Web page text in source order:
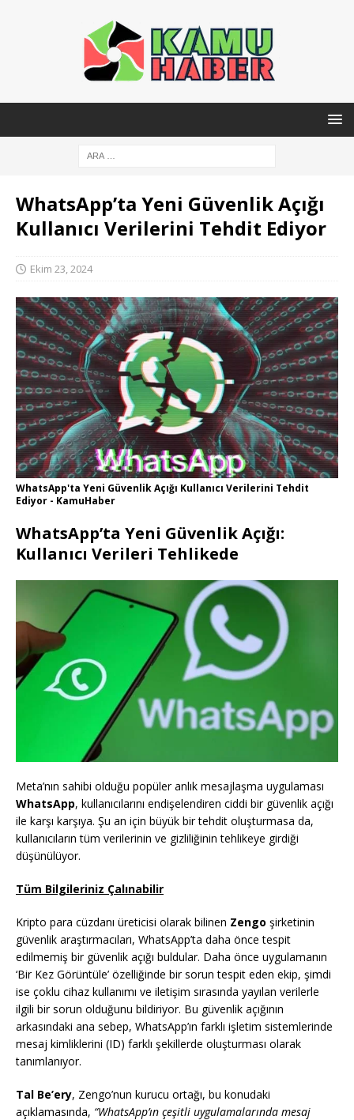
WhatsApp’ta Yeni Güvenlik Açığı
Kullanıcı Verilerini Tehdit Ediyor
Ekim 23, 2024
WhatsApp'ta Yeni Güvenlik Açığı Kullanıcı Verilerini Tehdit
Ediyor - KamuHaber
WhatsApp’ta Yeni Güvenlik Açığı:
Kullanıcı Verileri Tehlikede
Meta’nın sahibi olduğu popüler anlık mesajlaşma uygulaması
WhatsApp, kullanıcılarını endişelendiren ciddi bir güvenlik açığı
ile karşı karşıya. Şu an için büyük bir tehdit oluşturmasa da,
kullanıcıların tüm verilerinin ve gizliliğinin tehlikeye girdiği
düşünülüyor.
Tüm Bilgileriniz Çalınabilir
Kripto para cüzdanı üreticisi olarak bilinen Zengo şirketinin
güvenlik araştırmacıları, WhatsApp’ta daha önce tespit
edilmemiş bir güvenlik açığı buldular. Daha önce uygulamanın
‘Bir Kez Görüntüle’ özelliğinde bir sorun tespit eden ekip, şimdi
ise çoklu cihaz kullanımı ve iletişim sırasında yayılan verilerle
ilgili bir sorun olduğunu bildiriyor. Bu güvenlik açığının
arkasındaki ana sebep, WhatsApp’ın farklı işletim sistemlerinde
mesaj kimliklerini (ID) farklı şekillerde oluşturması olarak
tanımlanıyor.
Tal Be’ery, Zengo’nun kurucu ortağı, bu konudaki
açıklamasında, “WhatsApp’ın çeşitli uygulamalarında mesaj